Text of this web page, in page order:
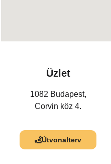
Üzlet
1082 Budapest,
Corvin köz 4.
Útvonalterv